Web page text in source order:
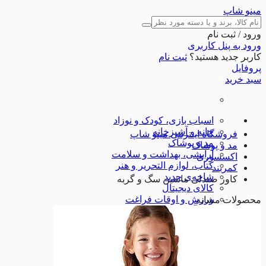
مینو شاپ
ورود / ثبت نام
ورود به پنل کاربری
کاربر جدید هستید؟ ثبت نام
پروفایل
سبد خرید
اسباب بازی، کودک و نوزاد
خانه و آشپزخانه
مد و پوشاک
آرایشی، بهداشت و سلامت
کتاب، لوازم التحریر و هنر
شاخه‌ی جدید
کالای دیجیتال
ورزش و اوقات فراغت
لوازم خودرو
تجهیزات ورزشی
شگفت انگیزها
فروشگاه اینترنتی مینو شاپ
مد و پوشاک
اکسسوری
کمربند
کاور صندلی ماشین سگ و گربه
محصولات مشابه